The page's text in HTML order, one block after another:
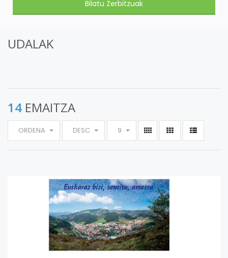
UDALAK
14 EMAITZA
ORDENA DESC 9